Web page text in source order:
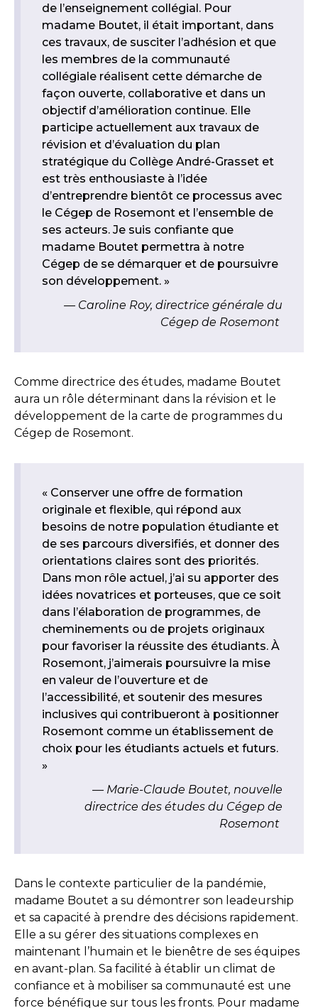
de l’enseignement collégial. Pour
madame Boutet, il était important, dans
ces travaux, de susciter l’adhésion et que
les membres de la communauté
collégiale réalisent cette démarche de
façon ouverte, collaborative et dans un
objectif d’amélioration continue. Elle
participe actuellement aux travaux de
révision et d’évaluation du plan
stratégique du Collège André-Grasset et
est très enthousiaste à l’idée
d’entreprendre bientôt ce processus avec
le Cégep de Rosemont et l’ensemble de
ses acteurs. Je suis confiante que
madame Boutet permettra à notre
Cégep de se démarquer et de poursuivre
son développement. »
Caroline Roy, directrice générale du
Cégep de Rosemont
Comme directrice des études, madame Boutet
aura un rôle déterminant dans la révision et le
développement de la carte de programmes du
Cégep de Rosemont.
« Conserver une offre de formation
originale et flexible, qui répond aux
besoins de notre population étudiante et
de ses parcours diversifiés, et donner des
orientations claires sont des priorités.
Dans mon rôle actuel, j’ai su apporter des
idées novatrices et porteuses, que ce soit
dans l’élaboration de programmes, de
cheminements ou de projets originaux
pour favoriser la réussite des étudiants. À
Rosemont, j’aimerais poursuivre la mise
en valeur de l’ouverture et de
l’accessibilité, et soutenir des mesures
inclusives qui contribueront à positionner
Rosemont comme un établissement de
choix pour les étudiants actuels et futurs.
»
Marie-Claude Boutet, nouvelle
directrice des études du Cégep de
Rosemont
Dans le contexte particulier de la pandémie,
madame Boutet a su démontrer son leadeurship
et sa capacité à prendre des décisions rapidement.
Elle a su gérer des situations complexes en
maintenant l’humain et le bienêtre de ses équipes
en avant-plan. Sa facilité à établir un climat de
confiance et à mobiliser sa communauté est une
force bénéfique sur tous les fronts. Pour madame